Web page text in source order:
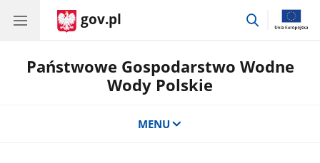
gov.pl
przejdź
Państwowe Gospodarstwo Wodne
Wody Polskie
MENU